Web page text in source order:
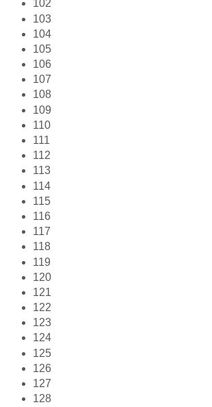
102
103
104
105
106
107
108
109
110
111
112
113
114
115
116
117
118
119
120
121
122
123
124
125
126
127
128